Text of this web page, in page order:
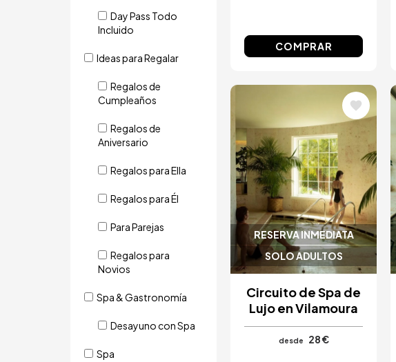
Day Pass Todo
Incluido
Ideas para Regalar
Regalos de
Cumpleaños
Regalos de
Aniversario
Regalos para Ella
Regalos para Él
Para Parejas
Regalos para
Novios
Spa & Gastronomía
Desayuno con Spa
Spa
COMPRAR
RESERVA INMEDIATA
SOLO ADULTOS
Circuito de Spa de
Lujo en Vilamoura
desde 28 €